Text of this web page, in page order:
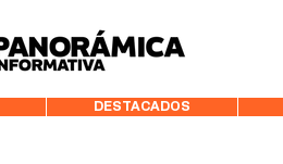
DESTACADOS